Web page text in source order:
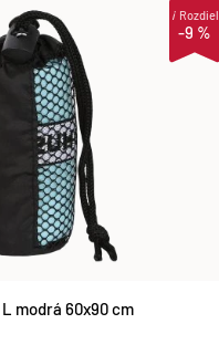
-9 %
iRozdiel
modrá 60x90 cm